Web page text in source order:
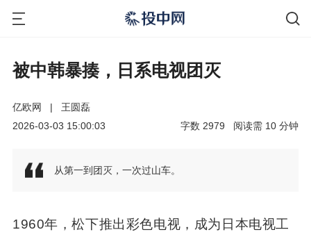
被中韩暴揍，日系电视团灭
亿欧网 |
王圆磊
2026-03-03 15:00:03
分钟
10
阅读需
2979
字数
从第一到团灭，一次过山车。
1960年，松下推出彩色电视，成为日本电视工